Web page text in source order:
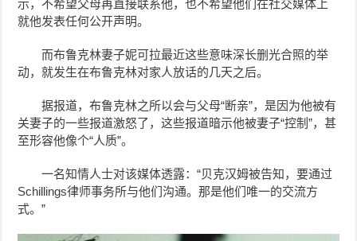
示，不希望父母再直接联系他，也不希望他们在社交媒体上
就他发表任何公开声明。
而布鲁克林妻子妮可拉最近这些意味深长删光合照的举
动，就发生在布鲁克林对家人放话的几天之后。
据报道，布鲁克林之所以会与父母“断亲”，是因为他被有
关妻子的一些报道激怒了，这些报道暗示他被妻子“控制”，甚
至形容他像个“人质”。
一名知情人士对该媒体透露：“贝克汉姆被告知，要通过
Schillings律师事务所与他们沟通。那是他们唯一的交流方
式。”